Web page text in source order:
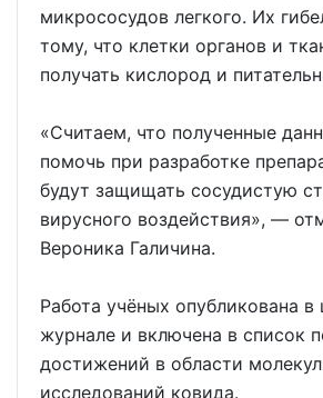
микрососудов легкого. Их
тому, что клетки органов и
получать кислород и
«Считаем, что полученные
помочь при разработке
будут защищать сосудистую
вирусного воздействия», —
Вероника Галичина.
Работа учёных опубликована
журнале и включена в список
достижений в области
исследований ковида.